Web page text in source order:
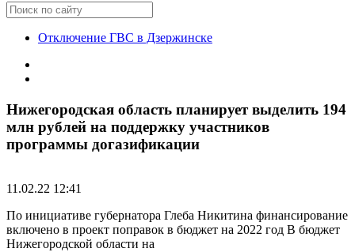
Отключение ГВС в Дзержинске
Нижегородская область планирует выделить 194
млн рублей на поддержку участников
программы догазификации
11.02.22 12:41
По инициативе губернатора Глеба Никитина финансирование
включено в проект поправок в бюджет на 2022 год В бюджет
Нижегородской области на